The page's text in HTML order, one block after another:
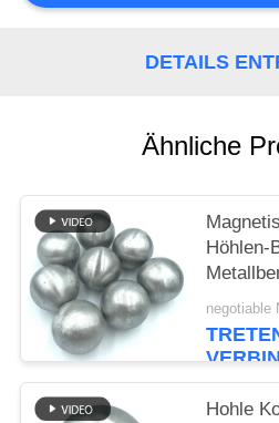
DETAILS
Ähnliche
Höhlen-
hohlen
negotiable
Hohle